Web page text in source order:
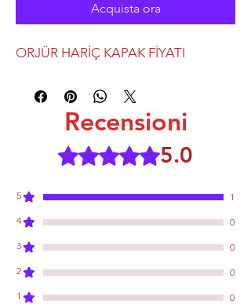
Acquista ora
ORJÜR HARİÇ KAPAK FİYATI
Recensioni
Valutazione 5 stelle su 5.
5.0
5
1
4
0
3
0
2
0
1
0